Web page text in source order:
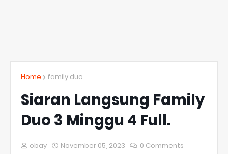
Home family duo
Siaran Langsung Family
Duo 3 Minggu 4 Full.
obay November 05, 2023 0 Comments